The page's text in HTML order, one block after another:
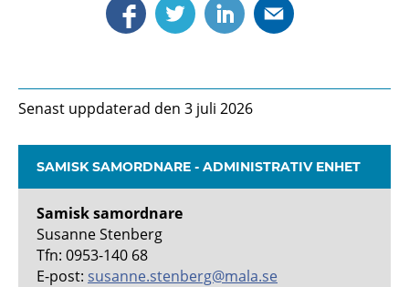
Senast uppdaterad den 3 juli 2026
SAMISK SAMORDNARE - ADMINISTRATIV ENHET
Samisk samordnare
Susanne Stenberg
Tfn: 0953-140 68
E-post: susanne.stenberg@mala.se